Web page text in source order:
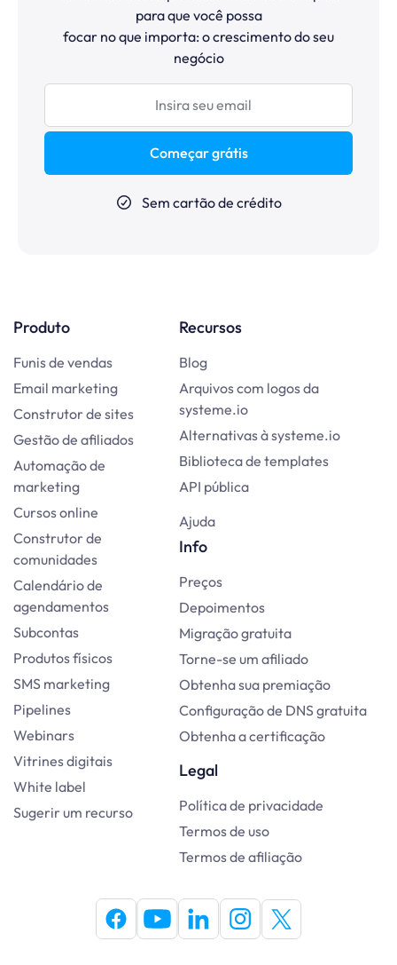
para que você possa
focar no que importa: o crescimento do seu
negócio
Começar grátis
Sem cartão de crédito
Produto
Funis de vendas
Email marketing
Construtor de sites
Gestão de afiliados
Automação de
marketing
Cursos online
Construtor de
comunidades
Calendário de
agendamentos
Subcontas
Produtos físicos
SMS marketing
Pipelines
Webinars
Vitrines digitais
White label
Sugerir um recurso
Recursos
Blog
Arquivos com logos da
systeme.io
Alternativas à systeme.io
Biblioteca de templates
API pública
Ajuda
Info
Preços
Depoimentos
Migração gratuita
Torne-se um afiliado
Obtenha sua premiação
Configuração de DNS gratuita
Obtenha a certificação
Legal
Política de privacidade
Termos de uso
Termos de afiliação